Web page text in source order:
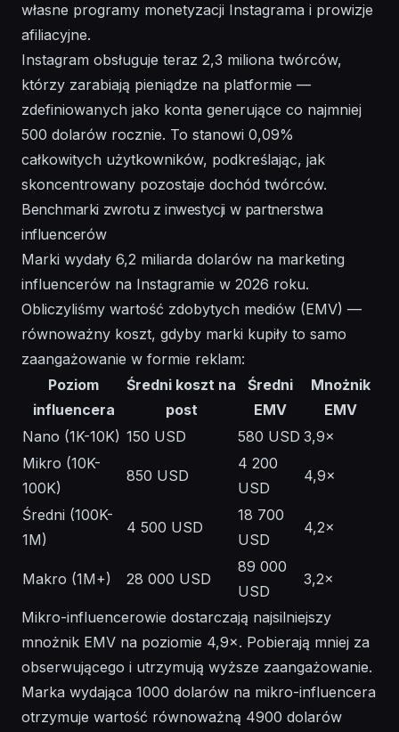
własne programy monetyzacji Instagrama i prowizje
afiliacyjne.
Instagram obsługuje teraz 2,3 miliona twórców,
którzy zarabiają pieniądze na platformie —
zdefiniowanych jako konta generujące co najmniej
500 dolarów rocznie. To stanowi 0,09%
całkowitych użytkowników, podkreślając, jak
skoncentrowany pozostaje dochód twórców.
Benchmarki zwrotu z inwestycji w partnerstwa
influencerów
Marki wydały 6,2 miliarda dolarów na marketing
influencerów na Instagramie w 2026 roku.
Obliczyliśmy wartość zdobytych mediów (EMV) —
równoważny koszt, gdyby marki kupiły to samo
zaangażowanie w formie reklam:
Poziom
influencera
Średni koszt na
post
Średni
EMV
Mnożnik
EMV
Nano (1K-10K) 150 USD 580 USD 3,9×
Mikro (10K-
100K)
850 USD
4 200
USD
4,9×
Średni (100K-
1M)
4 500 USD
18 700
USD
4,2×
Makro (1M+) 28 000 USD
89 000
USD
3,2×
Mikro-influencerowie dostarczają najsilniejszy
mnożnik EMV na poziomie 4,9×. Pobierają mniej za
obserwującego i utrzymują wyższe zaangażowanie.
Marka wydająca 1000 dolarów na mikro-influencera
otrzymuje wartość równoważną 4900 dolarów